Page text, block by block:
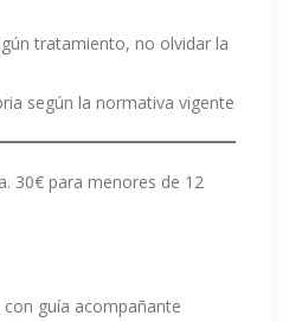
tratamiento, no olvidar la
según la normativa vigente
30€ para menores de 12
guía acompañante